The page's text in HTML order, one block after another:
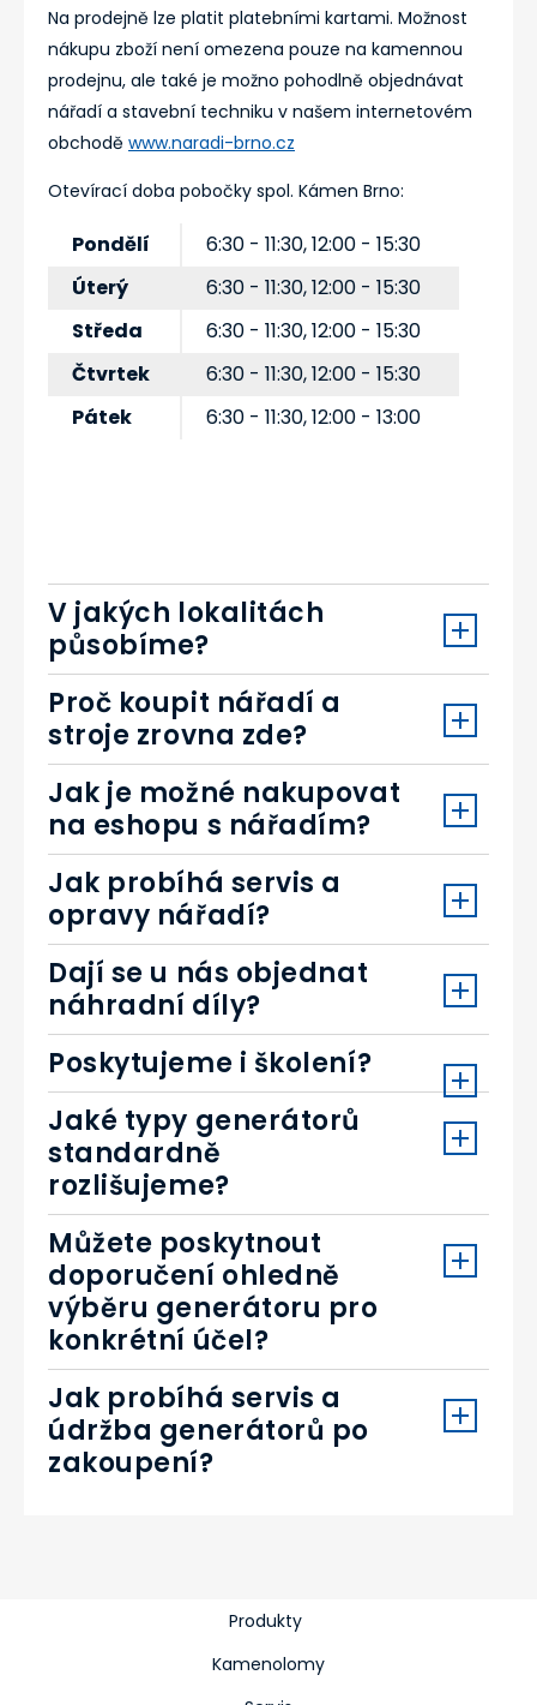
Na prodejně lze platit platebními kartami. Možnost
nákupu zboží není omezena pouze na kamennou
prodejnu, ale také je možno pohodlně objednávat
nářadí a stavební techniku v našem internetovém
obchodě www.naradi-brno.cz
Otevírací doba pobočky spol. Kámen Brno:
Pondělí
6:30 - 11:30, 12:00 - 15:30
Úterý
6:30 - 11:30, 12:00 - 15:30
Středa
6:30 - 11:30, 12:00 - 15:30
Čtvrtek
6:30 - 11:30, 12:00 - 15:30
Pátek
6:30 - 11:30, 12:00 - 13:00
V jakých lokalitách
působíme?
Proč koupit nářadí a
stroje zrovna zde?
Jak je možné nakupovat
na eshopu s nářadím?
Jak probíhá servis a
opravy nářadí?
Dají se u nás objednat
náhradní díly?
Poskytujeme i školení?
Jaké typy generátorů
standardně
rozlišujeme?
Můžete poskytnout
doporučení ohledně
výběru generátoru pro
konkrétní účel?
Jak probíhá servis a
údržba generátorů po
zakoupení?
Produkty
Kamenolomy